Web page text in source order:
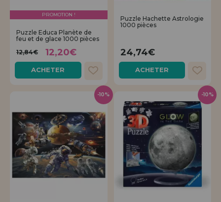
PROMOTION !
Puzzle Educa Planète de
feu et de glace 1000 pièces
12,84€
12,20€
ACHETER
Puzzle Hachette Astrologie
1000 pièces
24,74€
ACHETER
-10% -10%